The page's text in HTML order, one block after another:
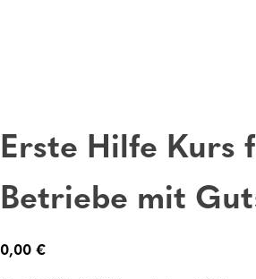
Erste Hilfe Kurs
Betriebe mit
0,00 €